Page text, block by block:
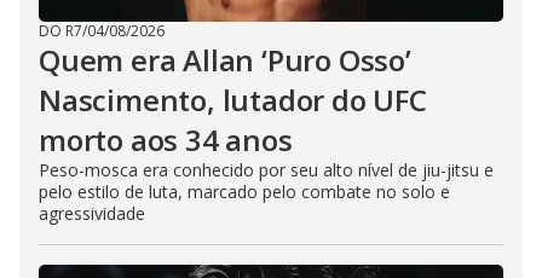
DO R7/04/08/2026
Quem era Allan ‘Puro Osso’
Nascimento, lutador do UFC
morto aos 34 anos
Peso-mosca era conhecido por seu alto nível de jiu-jitsu e
pelo estilo de luta, marcado pelo combate no solo e
agressividade